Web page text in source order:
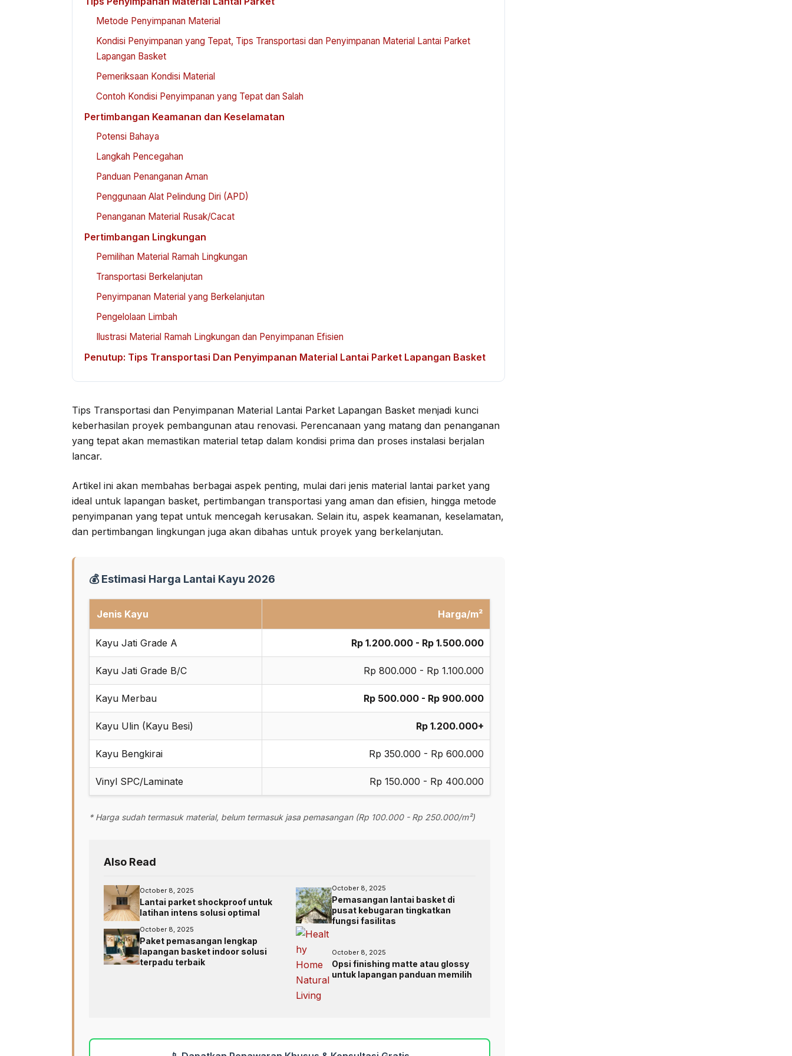
Metode Penyimpanan Material
Kondisi Penyimpanan yang Tepat, Tips Transportasi dan Penyimpanan Material Lantai Parket
Lapangan Basket
Pemeriksaan Kondisi Material
Contoh Kondisi Penyimpanan yang Tepat dan Salah
Pertimbangan Keamanan dan Keselamatan
Potensi Bahaya
Langkah Pencegahan
Panduan Penanganan Aman
Penggunaan Alat Pelindung Diri (APD)
Penanganan Material Rusak/Cacat
Pertimbangan Lingkungan
Pemilihan Material Ramah Lingkungan
Transportasi Berkelanjutan
Penyimpanan Material yang Berkelanjutan
Pengelolaan Limbah
Ilustrasi Material Ramah Lingkungan dan Penyimpanan Efisien
Penutup: Tips Transportasi Dan Penyimpanan Material Lantai Parket Lapangan Basket
Tips Transportasi dan Penyimpanan Material Lantai Parket Lapangan Basket menjadi kunci
keberhasilan proyek pembangunan atau renovasi. Perencanaan yang matang dan penanganan
yang tepat akan memastikan material tetap dalam kondisi prima dan proses instalasi berjalan
lancar.
Artikel ini akan membahas berbagai aspek penting, mulai dari jenis material lantai parket yang
ideal untuk lapangan basket, pertimbangan transportasi yang aman dan efisien, hingga metode
penyimpanan yang tepat untuk mencegah kerusakan. Selain itu, aspek keamanan, keselamatan,
dan pertimbangan lingkungan juga akan dibahas untuk proyek yang berkelanjutan.
💰 Estimasi Harga Lantai Kayu 2026
Jenis Kayu Harga/m²
Kayu Jati Grade A Rp 1.200.000 - Rp 1.500.000
Kayu Jati Grade B/C Rp 800.000 - Rp 1.100.000
Kayu Merbau Rp 500.000 - Rp 900.000
Kayu Ulin (Kayu Besi) Rp 1.200.000+
Kayu Bengkirai Rp 350.000 - Rp 600.000
Vinyl SPC/Laminate Rp 150.000 - Rp 400.000
* Harga sudah termasuk material, belum termasuk jasa pemasangan (Rp 100.000 - Rp 250.000/m²)
Also Read
October 8, 2025
Lantai parket shockproof untuk
latihan intens solusi optimal
October 8, 2025
Pemasangan lantai basket di
pusat kebugaran tingkatkan
fungsi fasilitas
October 8, 2025
Paket pemasangan lengkap
lapangan basket indoor solusi
terpadu terbaik
October 8, 2025
Opsi finishing matte atau glossy
untuk lapangan panduan memilih